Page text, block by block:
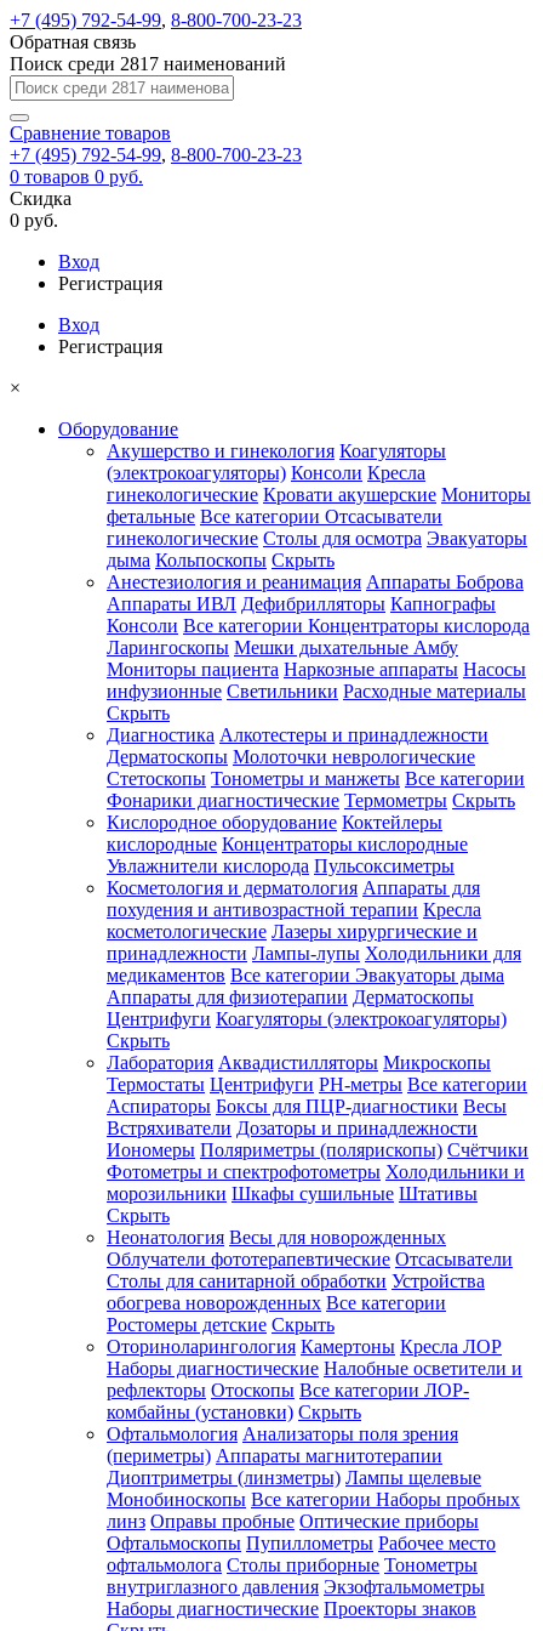
+7 (495) 792-54-99, 8-800-700-23-23
Обратная связь
Поиск среди 2817 наименований
Сравнение товаров
+7 (495) 792-54-99, 8-800-700-23-23
0 товаров 0 руб.
Скидка
0 руб.
Вход
Регистрация
Вход
Регистрация
×
Оборудование
Акушерство и гинекология Коагуляторы
(электрокоагуляторы) Консоли Кресла
гинекологические Кровати акушерские Мониторы
фетальные Все категории Отсасыватели
гинекологические Столы для осмотра Эвакуаторы
дыма Кольпоскопы Скрыть
Анестезиология и реанимация Аппараты Боброва
Аппараты ИВЛ Дефибрилляторы Капнографы
Консоли Все категории Концентраторы кислорода
Ларингоскопы Мешки дыхательные Амбу
Мониторы пациента Наркозные аппараты Насосы
инфузионные Светильники Расходные материалы
Скрыть
Диагностика Алкотестеры и принадлежности
Дерматоскопы Молоточки неврологические
Стетоскопы Тонометры и манжеты Все категории
Фонарики диагностические Термометры Скрыть
Кислородное оборудование Коктейлеры
кислородные Концентраторы кислородные
Увлажнители кислорода Пульсоксиметры
Косметология и дерматология Аппараты для
похудения и антивозрастной терапии Кресла
косметологические Лазеры хирургические и
принадлежности Лампы-лупы Холодильники для
медикаментов Все категории Эвакуаторы дыма
Аппараты для физиотерапии Дерматоскопы
Центрифуги Коагуляторы (электрокоагуляторы)
Скрыть
Лаборатория Аквадистилляторы Микроскопы
Термостаты Центрифуги PH-метры Все категории
Аспираторы Боксы для ПЦР-диагностики Весы
Встряхиватели Дозаторы и принадлежности
Иономеры Поляриметры (полярископы) Счётчики
Фотометры и спектрофотометры Холодильники и
морозильники Шкафы сушильные Штативы
Скрыть
Неонатология Весы для новорожденных
Облучатели фототерапевтические Отсасыватели
Столы для санитарной обработки Устройства
обогрева новорожденных Все категории
Ростомеры детские Скрыть
Оториноларингология Камертоны Кресла ЛОР
Наборы диагностические Налобные осветители и
рефлекторы Отоскопы Все категории ЛОР-
комбайны (установки) Скрыть
Офтальмология Анализаторы поля зрения
(периметры) Аппараты магнитотерапии
Диоптриметры (линзметры) Лампы щелевые
Монобиноскопы Все категории Наборы пробных
линз Оправы пробные Оптические приборы
Офтальмоскопы Пупиллометры Рабочее место
офтальмолога Столы приборные Тонометры
внутриглазного давления Экзофтальмометры
Наборы диагностические Проекторы знаков